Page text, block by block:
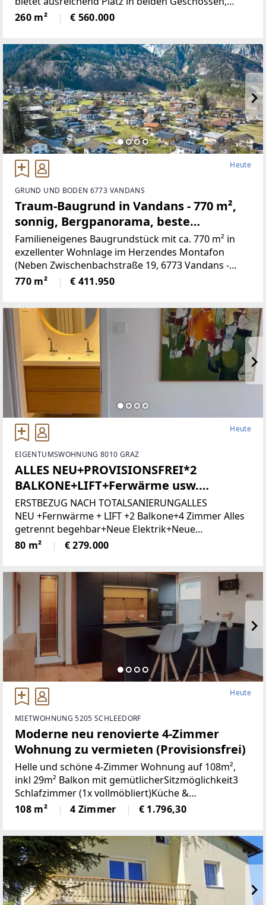
neben 5Schlafräumen, gibt es ein Wohnzimmer mit
neu renovierten Kachelofen,
260 m² € 560.000
Heute
GRUND UND BODEN 6773 VANDANS
Traum-Baugrund in Vandans - 770 m²,
sonnig, Bergpanorama, beste
Infrastruktur! (Provisionsfrei)
Familieneigenes Baugrundstück mit ca. 770 m² in
exzellenter Wohnlage im Herzendes Montafon
(Neben Zwischenbachstraße 19, 6773 Vandans -
Grundstücksnummer129/2)Das Grundstück liegt in
Zone 5 - Wohngebiet und bietet
770 m² € 411.950
Heute
EIGENTUMSWOHNUNG 8010 GRAZ
ALLES NEU+PROVISIONSFREI*2
BALKONE+LIFT+Ferwärme usw.
(Provisionsfrei)
ERSTBEZUG NACH TOTALSANIERUNGALLES
NEU +Fernwärme + LIFT +2 Balkone+4 Zimmer Alles
getrennt begehbar+Neue Elektrik+Neue
Türen+Neues Bad+Neuer Parkett+Neue
80 m² € 279.000
Heute
MIETWOHNUNG 5205 SCHLEEDORF
Moderne neu renovierte 4-Zimmer
Wohnung zu vermieten (Provisionsfrei)
Helle und schöne 4-Zimmer Wohnung auf 108m²,
inkl 29m² Balkon mit gemütlicherSitzmöglichkeit3
Schlafzimmer (1x vollmöbliert)Küche &
Wohnbereich (Küche mit Steinplatte und
hochwertigen Geräten)Badezimmer (neu)WC (neu)2
108 m² 4 Zimmer € 1.796,30